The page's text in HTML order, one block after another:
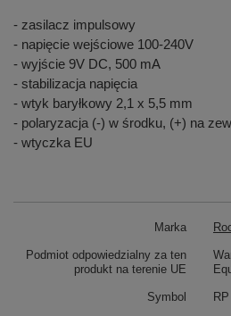
- zasilacz impulsowy
- napięcie wejściowe 100-240V
- wyjście 9V DC, 500 mA
- stabilizacja napięcia
- wtyk baryłkowy 2,1 x 5,5 mm
- polaryzacja (-) w środku, (+) na
- wtyczka EU
Marka
Podmiot odpowiedzialny za ten
produkt na terenie UE
Symbol